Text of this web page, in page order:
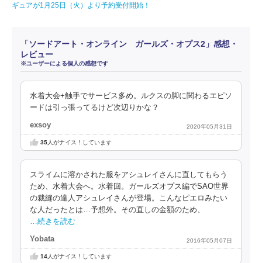
ギュアが1月25日（火）より予約受付開始！
「ソードアート・オンライン ガールズ・オプス2」感想・
レビュー
※ユーザーによる個人の感想です
水着大会+触手でサービス多め。ルクスの脚に関わるエピソ
ードは引っ張ってるけど次辺りかな？
exsoy 2020年05月31日
35人がナイス！しています
スライムに溶かされた服をアシュレイさんに直してもらう
ため、水着大会へ。水着回。ガールズオプス編でSAO世界
の裁縫の達人アシュレイさんが登場。こんなピエロみたい
な人だったとは…予想外。その直しの金額のため、
…続きを読む
Yobata 2016年05月07日
14人がナイス！しています